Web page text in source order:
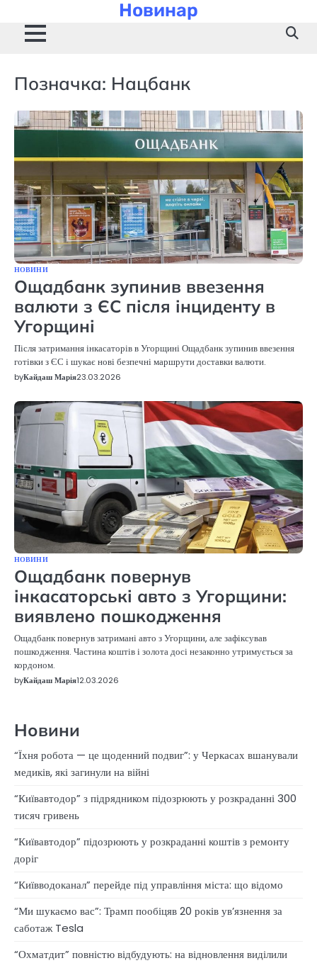
content
Новинар
Позначка: Нацбанк
НОВИНИ
Ощадбанк зупинив ввезення
валюти з ЄС після інциденту в
Угорщині
Після затримання інкасаторів в Угорщині Ощадбанк зупинив ввезення
готівки з ЄС і шукає нові безпечні маршрути доставки валюти.
byКайдаш Марія23.03.2026
НОВИНИ
Ощадбанк повернув
інкасаторські авто з Угорщини:
виявлено пошкодження
Ощадбанк повернув затримані авто з Угорщини, але зафіксував
пошкодження. Частина коштів і золота досі незаконно утримується за
кордоном.
byКайдаш Марія12.03.2026
Новини
“Їхня робота — це щоденний подвиг”: у Черкасах вшанували
медиків, які загинули на війні
“Київавтодор” з підрядником підозрюють у розкраданні 300
тисяч гривень
“Київавтодор” підозрюють у розкраданні коштів з ремонту
доріг
“Київводоканал” перейде під управління міста: що відомо
“Ми шукаємо вас”: Трамп пообіцяв 20 років ув’язнення за
саботаж Tesla
“Охматдит” повністю відбудують: на відновлення виділили